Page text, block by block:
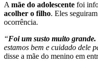
A mãe do adolescente foi
acolher o filho. Eles
ocorrência.
“Foi um susto muito grande.
estamos bem e cuidado dele
disse a mãe do menino em